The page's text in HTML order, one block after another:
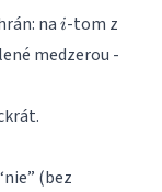
na i
i-tom z
medzerou -
(bez